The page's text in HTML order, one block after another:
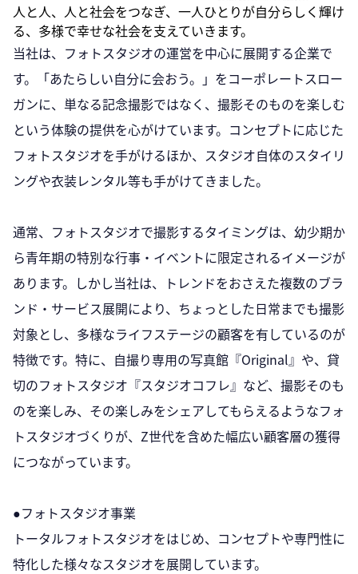
人と人、人と社会をつなぎ、一人ひとりが自分らしく輝け
る、多様で幸せな社会を支えていきます。
当社は、フォトスタジオの運営を中心に展開する企業で
す。「あたらしい自分に会おう。」をコーポレートスロー
ガンに、単なる記念撮影ではなく、撮影そのものを楽しむ
という体験の提供を心がけています。コンセプトに応じた
フォトスタジオを手がけるほか、スタジオ自体のスタイリ
ングや衣装レンタル等も手がけてきました。
通常、フォトスタジオで撮影するタイミングは、幼少期か
ら青年期の特別な行事・イベントに限定されるイメージが
あります。しかし当社は、トレンドをおさえた複数のブラ
ンド・サービス展開により、ちょっとした日常までも撮影
対象とし、多様なライフステージの顧客を有しているのが
特徴です。特に、自撮り専用の写真館『Original』や、貸
切のフォトスタジオ『スタジオコフレ』など、撮影そのも
のを楽しみ、その楽しみをシェアしてもらえるようなフォ
トスタジオづくりが、Z世代を含めた幅広い顧客層の獲得
につながっています。
●フォトスタジオ事業
トータルフォトスタジオをはじめ、コンセプトや専門性に
特化した様々なスタジオを展開しています。